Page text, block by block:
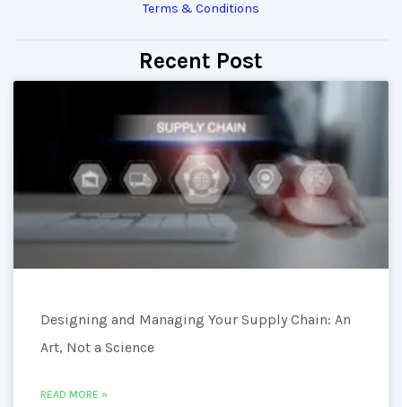
Terms & Conditions
Recent Post
Designing and Managing Your Supply Chain: An
Art, Not a Science
READ MORE »